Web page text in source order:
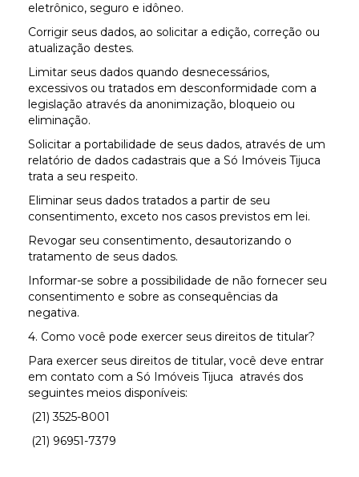
eletrônico, seguro e idôneo.
Corrigir seus dados, ao solicitar a edição, correção ou
atualização destes.
Limitar seus dados quando desnecessários,
excessivos ou tratados em desconformidade com a
legislação através da anonimização, bloqueio ou
eliminação.
Solicitar a portabilidade de seus dados, através de um
relatório de dados cadastrais que a Só Imóveis Tijuca
trata a seu respeito.
Eliminar seus dados tratados a partir de seu
consentimento, exceto nos casos previstos em lei.
Revogar seu consentimento, desautorizando o
tratamento de seus dados.
Informar-se sobre a possibilidade de não fornecer seu
consentimento e sobre as consequências da
negativa.
4. Como você pode exercer seus direitos de titular?
Para exercer seus direitos de titular, você deve entrar
em contato com a Só Imóveis Tijuca através dos
seguintes meios disponíveis:
(21) 3525-8001
(21) 96951-7379